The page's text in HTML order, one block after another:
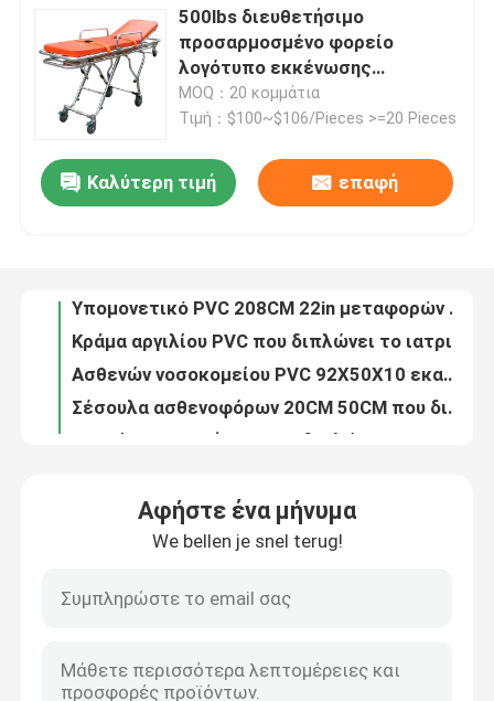
Σπίτι
Προϊόντα
Βίντεο
Επισκέψεις στο εργοστάσιο
Έλεγχος ποιότητας
Ζητήστε μια προσφορά
500lbs διευθετήσιμο
προσαρμοσμένο φορείο
λογότυπο εκκένωσης
έκτακτης ανάγκης
MOQ：20 κομμάτια
Τιμή：$100~$106/Pieces >=20 Pieces
Καλύτερη τιμή επαφή
Ασθενών νοσοκομείου PVC 92X50X10 εκατ. κρεβατιών φορείων απορριμάτων που διπλώνεται ιατρικό
Σέσουλα ασθενοφόρων 20CM 50CM που διπλώνει τις ιατρικές μικρές ρόδες φορείων για το νοσοκομείο
Φορείο εντατικής 185CM διπλώνοντας κυλιεισμένο διάσωση ασθενοφόρο νοσοκομείων 60 βαθμών
Αφήστε ένα μήνυμα
We bellen je snel terug!